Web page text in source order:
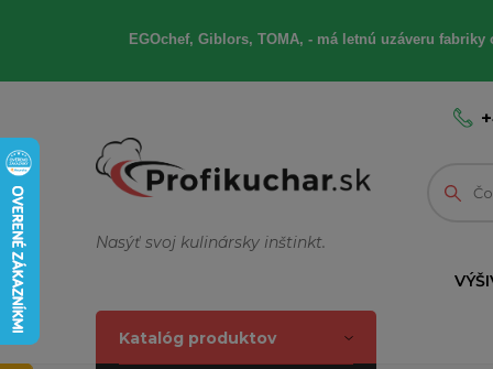
EGOchef, Giblors, TOMA, - má letnú uzáveru
Nasýť svoj kulinársky inštinkt.
Katalóg produktov